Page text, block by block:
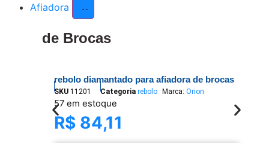
Afiadora
de Brocas
rebolo diamantado para afiadora de brocas
SKU 11201 Categoria rebolo Marca: Orion
57 em estoque
R$ 84,11